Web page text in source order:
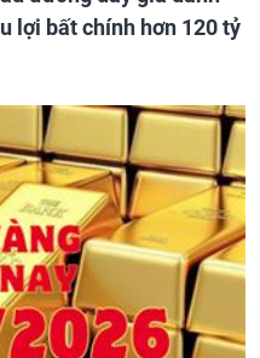
đường dây giả danh
lợi bất chính hơn 120 tỷ